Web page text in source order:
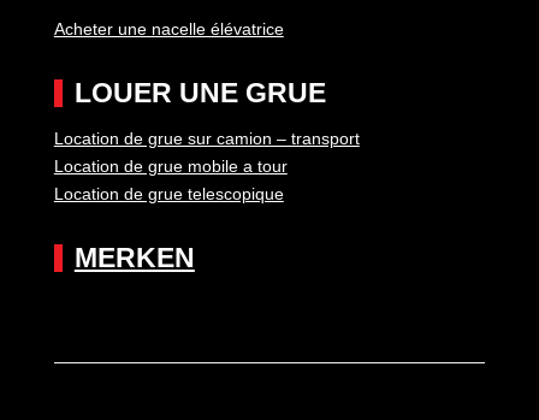
Acheter une nacelle élévatrice
LOUER UNE GRUE
Location de grue sur camion – transport
Location de grue mobile a tour
Location de grue telescopique
MERKEN